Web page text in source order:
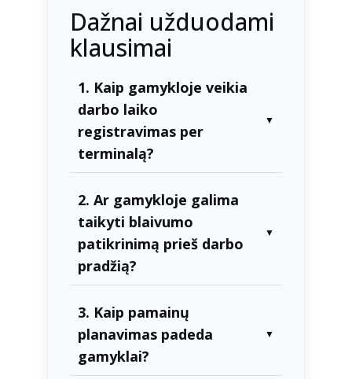
Dažnai užduodami
klausimai
1. Kaip gamykloje veikia
darbo laiko
registravimas per
terminalą?
▼
2. Ar gamykloje galima
taikyti blaivumo
patikrinimą prieš darbo
pradžią?
▼
3. Kaip pamainų
planavimas padeda
gamyklai?
▼